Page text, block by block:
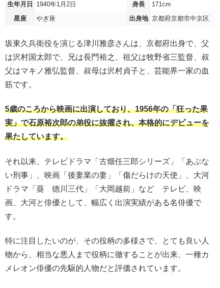
生年月日
1940年1月2日 身長
171cm
星座
やぎ座 出身地 京都府京都市中京区
坂東久兵衛役を演じる津川雅彦さんは、京都府出身で、父
は沢村国太郎で、兄は長門裕之、祖父は牧野省三監督、叔
父はマキノ雅弘監督、叔母は沢村貞子と、芸能界一家の血
筋です。
5歳のころから映画に出演しており、1956年の「狂った果
実」で石原裕次郎の弟役に抜擢され、本格的にデビューを
果たしています。
それ以来、テレビドラマ「古畑任三郎シリーズ」「あぶな
い刑事」、映画「後妻業の妻」「傷だらけの天使」、大河
ドラマ「葵 徳川三代」「大岡越前」など テレビ、映
画、大河と俳優として、幅広く出演実績がある名俳優で
す。
特に注目したいのが、その役柄の多様さで、とても良い人
物から、相当な悪人まで役柄に徹することが出来、一種カ
メレオン俳優の先駆的人物だと評価されています。